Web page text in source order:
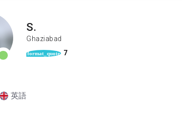
S.
Ghaziabad
format_quote 7
英語